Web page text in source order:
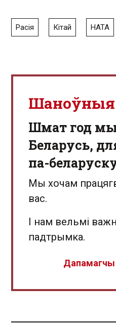
Расія Кітай НАТА
Шмат год
Беларусь,
па-
Мы хочам
вас.
І нам вельмі
падтрымка.
Дапамагчы